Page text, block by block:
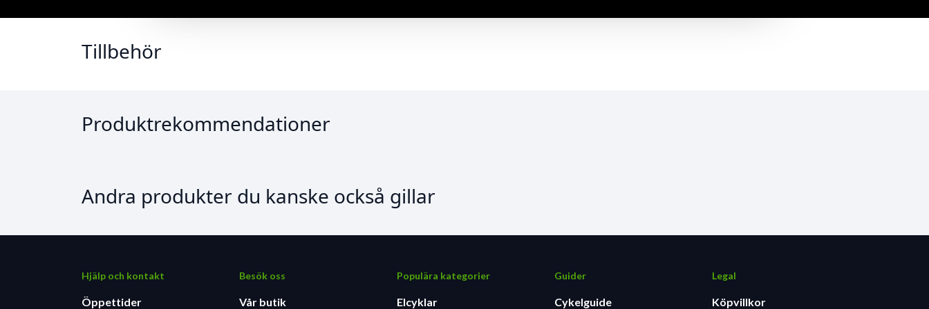
Tillbehör
Produktrekommendationer
Andra produkter du kanske också gillar
Hjälp och kontakt
Öppettider
Besök oss
Vår butik
Populära kategorier
Elcyklar
Guider
Cykelguide
Legal
Köpvillkor